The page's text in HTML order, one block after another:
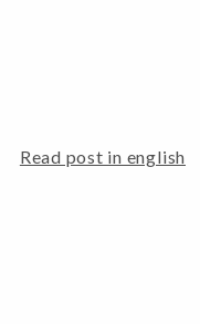
Read post in english